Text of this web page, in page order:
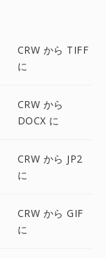
CRW から TIFF
に
CRW から
DOCX に
CRW から JP2
に
CRW から GIF
に